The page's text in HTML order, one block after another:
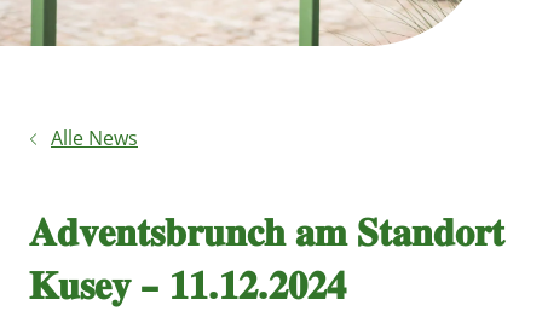
Alle News
𝐀𝐝𝐯𝐞𝐧𝐭𝐬𝐛𝐫𝐮𝐧𝐜𝐡 𝐚𝐦 𝐒𝐭𝐚𝐧𝐝𝐨𝐫𝐭
𝐊𝐮𝐬𝐞𝐲 – 𝟏𝟏.𝟏𝟐.𝟐𝟎𝟐𝟒